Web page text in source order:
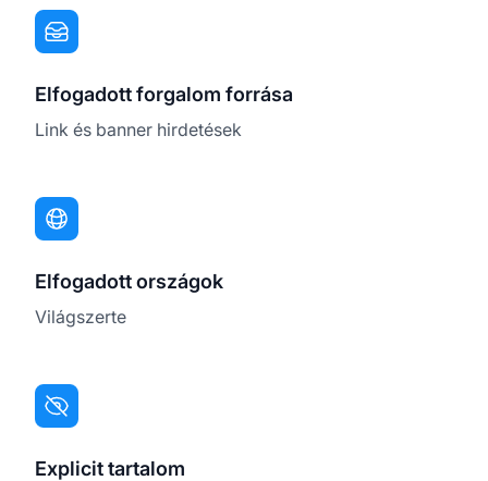
Elfogadott forgalom forrása
Link és banner hirdetések
Elfogadott országok
Világszerte
Explicit tartalom